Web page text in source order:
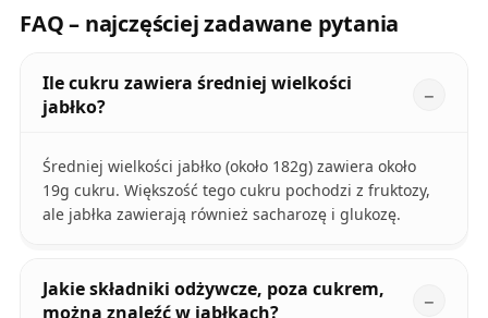
FAQ – najczęściej zadawane pytania
Ile cukru zawiera średniej wielkości
jabłko?
Średniej wielkości jabłko (około 182g) zawiera około
19g cukru. Większość tego cukru pochodzi z fruktozy,
ale jabłka zawierają również sacharozę i glukozę.
Jakie składniki odżywcze, poza cukrem,
można znaleźć w jabłkach?